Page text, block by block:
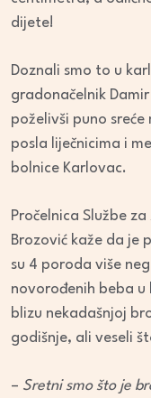
dijete!
Doznali smo to u
gradonačelnik
poželivši puno
posla liječnicima i
bolnice Karlovac.
Pročelnica Službe
Brozović kaže da je
su 4 poroda više
novorođenih beba
blizu nekadašnjoj
godišnje, ali veseli
– Sretni smo što je